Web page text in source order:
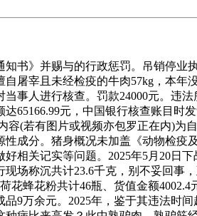
》并赐与的行政惩罚。吊销停业
屠宰且未经检疫的牛肉57kg，本
事人进行核查。罚款24000元。违
65166.99元，中国银行核查账目
(若有图片或视频亦包罗正在内)
成分。猪身概况未加盖《动物检
相关记实等问题。2025年5月20日
场称沉共计23.6千克，别不妥回
花蜂花粉共计46瓶、货值金额
9万余元。2025年，鉴于其违法时